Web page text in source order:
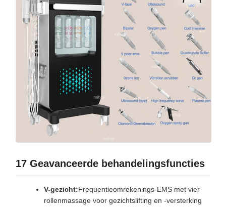
17 Geavanceerde behandelingsfuncties
V-gezicht:Frequentieomrekenings-EMS met vier
rollenmassage voor gezichtslifting en -versterking